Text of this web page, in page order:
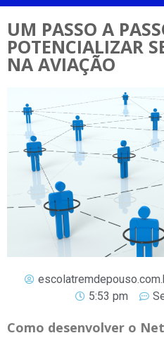
UM PASSO A
POTENCIALIZAR
NA AVIAÇÃO
5:53 pm
Como desenvolver o